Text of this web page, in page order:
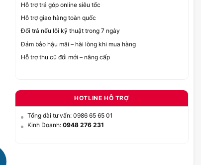
Hỗ trợ trả góp online siêu tốc
Hỗ trợ giao hàng toàn quốc
Đổi trả nếu lỗi kỹ thuật trong 7 ngày
Đảm bảo hậu mãi – hài lòng khi mua hàng
Hỗ trợ thu cũ đổi mới – nâng cấp
HOTLINE HỖ TRỢ
Tổng đài tư vấn: 0986 65 65 01
Kinh Doanh: 0948 276 231